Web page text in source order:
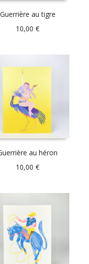
Guerrière au tigre
10,00€
au héron
10,00€